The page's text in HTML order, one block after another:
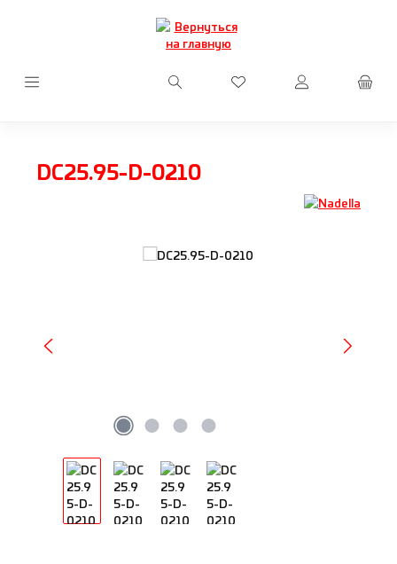
Перейти к основному содержанию
У вас есть товары из
DC25.95-D-0210
Пропустить галерею изображений